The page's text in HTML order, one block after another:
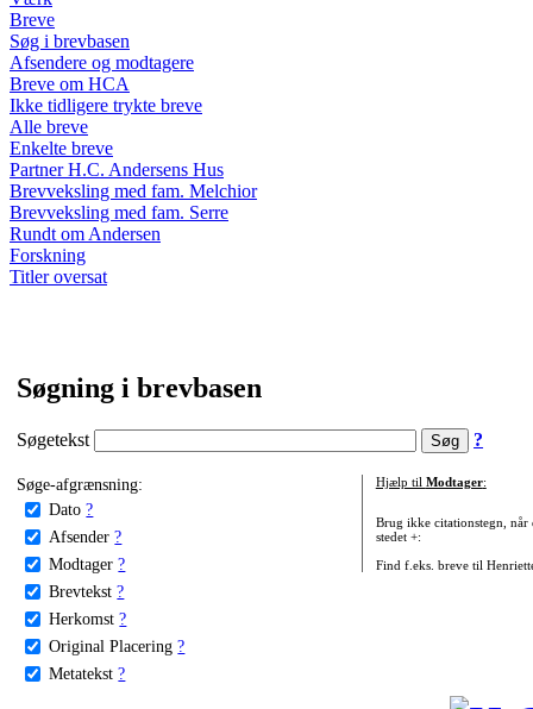
Breve
Søg i brevbasen
Afsendere og modtagere
Breve om HCA
Ikke tidligere trykte breve
Alle breve
Enkelte breve
Partner H.C. Andersens Hus
Brevveksling med fam. Melchior
Brevveksling med fam. Serre
Rundt om Andersen
Forskning
Titler oversat
Søgning i brevbasen
Søgetekst ?
Søge-afgrænsning:
Dato ?
Afsender ?
Modtager ?
Brevtekst ?
Herkomst ?
Original Placering ?
Metatekst ?
Hjælp til Modtager:
Brug ikke citationstegn, når
stedet +:
Find f.eks. breve til